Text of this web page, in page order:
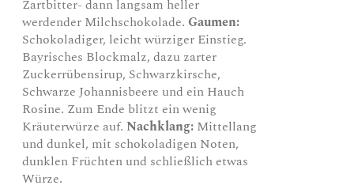
Zartbitter- dann langsam heller
werdender Milchschokolade.Gaumen:
Schokoladiger, leicht würziger Einstieg.
Bayrisches Blockmalz, dazu zarter
Zuckerrübensirup, Schwarzkirsche,
Schwarze Johannisbeere und ein Hauch
Rosine. Zum Ende blitzt ein wenig
Kräuterwürze auf. Nachklang: Mittellang
und dunkel, mit schokoladigen Noten,
dunklen Früchten und schließlich etwas
Würze.